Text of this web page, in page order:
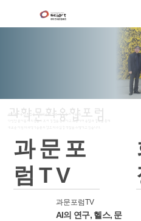
과학문화융합포럼
과학문화융합포럼은 과학기술과 인문 사회 문화 예술 등
다양한 분야들의 회원들이 모여 경험을 공유하고 소통하며 융합과 접목을 통해
과문포
럼TV
과문포럼TV
AI의 연구, 헬스, 문